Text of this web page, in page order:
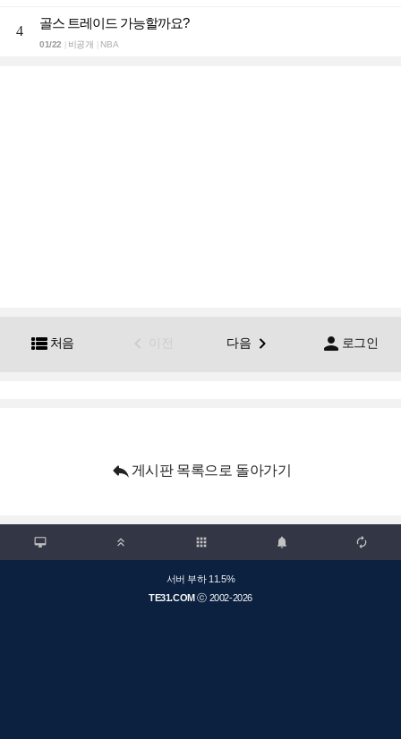
4
골스 트레이드 가능할까요?
01/22 비공개 NBA
 처음 다음   로그인
 게시판 목록으로 돌아가기
  apps  
서버 부하 11.5%
TE31.COMⓒ 2002-2026